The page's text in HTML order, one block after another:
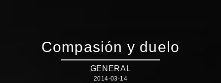
Compasión y duelo
GENERAL
2014-03-14